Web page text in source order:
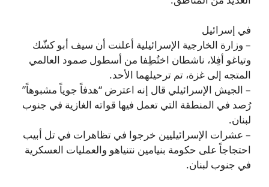
في إسرائيل
– وزارة الخارجية الإسرائيلية أعلنت أن سيف أبو كشّك
وتياغو أفِلا، ناشطان اختُطِفا من أسطول صمود العالمي
المتجه إلى غزة، تم ترحيلهما الأحد.
– الجيش الإسرائيلي قال إنه اعترض “هدفاً جوياً مشبوهاً”
رُصد في المنطقة التي تعمل فيها قواته الغازية في جنوب
لبنان.
– عشرات الإسرائيليين خرجوا في تظاهرات في تل أبيب
احتجاجاً على حكومة بنيامين نتنياهو والعمليات العسكرية
في جنوب لبنان.